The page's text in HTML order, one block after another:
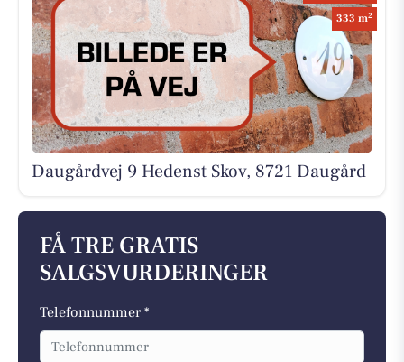
333 m2
Daugårdvej 9 Hedenst Skov, 8721 Daugård
FÅ TRE GRATIS
SALGSVURDERINGER
Telefonnummer *